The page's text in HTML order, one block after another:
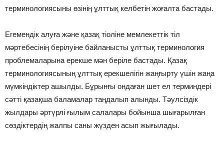
терминологиясыны өзінің ұлттық келбетін жоғалта бастады.
Егемендік алуға және қазақ тіоліне мемлекеттік тіл
мәртебесінің берілуіне байланысты ұлттық терминология
проблемаларына ерекше мән беріле бастады. Қазақ
терминологиясының ұлттық ерекшелігін жаңғырту үшін жаңа
мүмкіндіктер ашылды. Бұрынғы ондаған шет ел терминдері
сәтті қазақша баламалар таңдалып алынды. Тәулсіздік
жылдары әртүрлі ғылым салалары бойынша шығарылған
сөздіктердің жалпы саны жүзден асып жығылады.